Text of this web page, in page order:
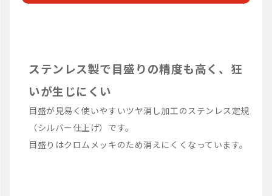
ステンレス製で目盛りの精度も高く、狂
いが生じにくい
目盛が見易く使いやすいツヤ消し加工のステンレス定規
（シルバー仕上げ）です。
目盛りはクロムメッキのため消えにくくなっています。